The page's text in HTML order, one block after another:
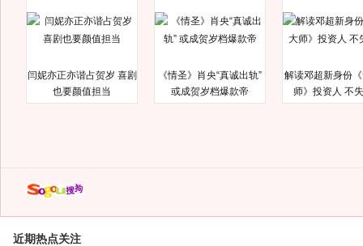
闫妮亦正亦谐占贺岁 喜剧
也要颜值担当
《情圣》肖央“真诚出轨”
或成贺岁档爆款帝
解读邓超新身份
师》投资人 不
近期热点关注